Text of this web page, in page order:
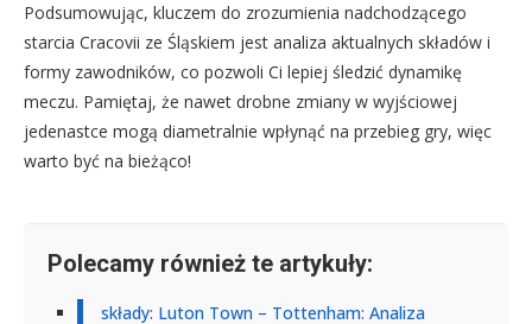
Podsumowując, kluczem do zrozumienia nadchodzącego
starcia Cracovii ze Śląskiem jest analiza aktualnych składów i
formy zawodników, co pozwoli Ci lepiej śledzić dynamikę
meczu. Pamiętaj, że nawet drobne zmiany w wyjściowej
jedenastce mogą diametralnie wpłynąć na przebieg gry, więc
warto być na bieżąco!
Polecamy również te artykuły:
składy: Luton Town – Tottenham: Analiza